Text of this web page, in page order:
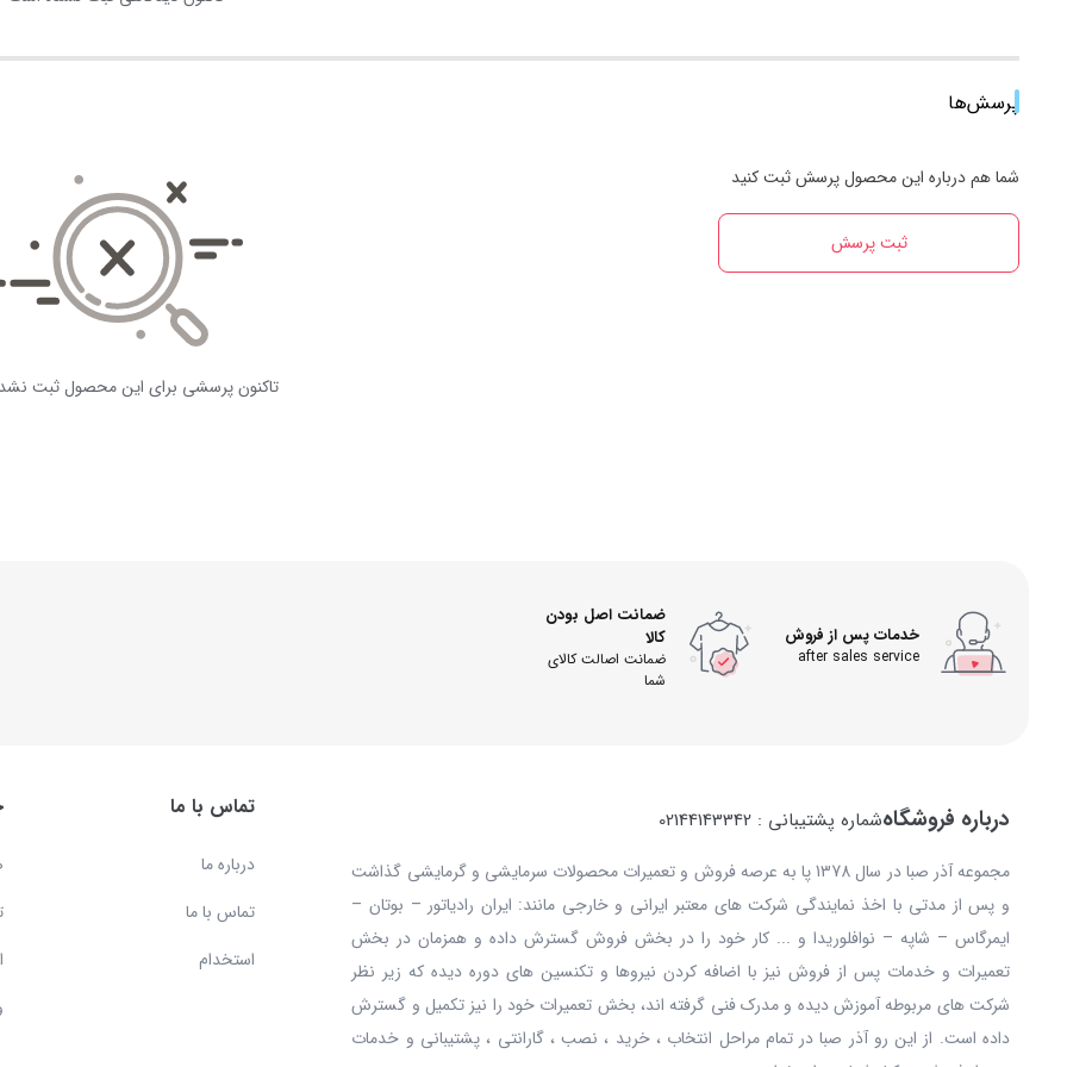
پرسش‌ها
شما هم درباره این محصول پرسش ثبت کنید
ثبت پرسش
تاکنون پرسشی برای این محصول ثبت
خدمات پس از فروش
after sales service
ضمانت اصل بودن
کالا
ضمانت اصالت کالای
شما
درباره فروشگاهشماره پشتیبانی : 02144143342
مجموعه آذر صبا در سال 1378 پا به عرصه فروش و تعمیرات محصولات سرمایشی و گرمایشی گذاشت
و پس از مدتی با اخذ نمایندگی شرکت های معتبر ایرانی و خارجی مانند: ایران رادیاتور – بوتان –
ایمرگاس – شاپه – نوافلوریدا و ... کار خود را در بخش فروش گسترش داده و همزمان در بخش
تعمیرات و خدمات پس از فروش نیز با اضافه کردن نیروها و تکنسین های دوره دیده که زیر نظر
شرکت های مربوطه آموزش دیده و مدرک فنی گرفته اند، بخش تعمیرات خود را نیز تکمیل و گسترش
داده است. از این رو آذر صبا در تمام مراحل انتخاب ، خرید ، نصب ، گارانتی ، پشتیبانی و خدمات
تماس با ما
درباره ما
تماس با ما
استخدام